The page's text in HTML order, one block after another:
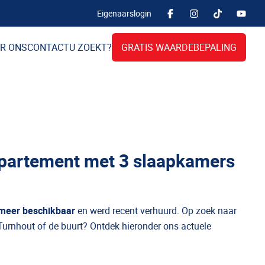
Eigenaarslogin
ONSCONTACTU ZOEKT? GRATIS WAARDEBEPALING
met 3 slaapkamers
beschikbaaren werd recent verhuurd. Op zoek naar
of de buurt? Ontdek hieronder ons actuele